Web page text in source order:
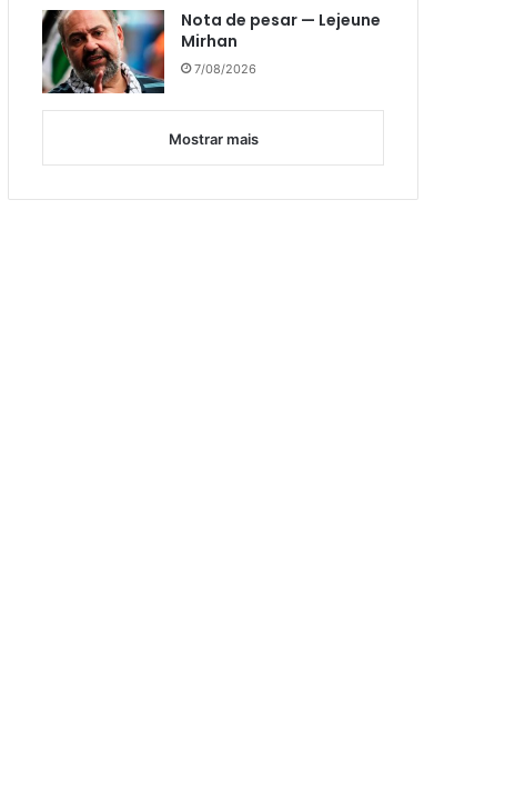
Nota de pesar — Lejeune
Mirhan
7/08/2026
Mostrar mais